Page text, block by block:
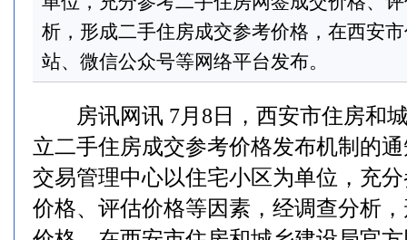
析，形成二手住房成交参考价格，在西安
站、微信公众号等网络平台发布。
房讯网讯 7月8日，西安市住房和
立二手住房成交参考价格发布机制的
交易管理中心以住宅小区为单位，充
价格、评估价格等因素，经调查分析